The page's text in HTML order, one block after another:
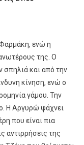
ενώ η
της. Ο
σπηλιά και από την
κίνηση, ενώ ο
γάμου. Την
Η Αργυρώ ψάχνει
που είναι πια
αντιρρήσεις της